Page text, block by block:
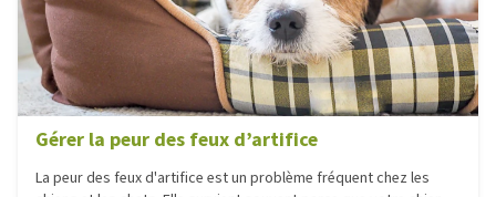
Gérer la peur des feux d’artifice
La peur des feux d'artifice est un problème fréquent chez les